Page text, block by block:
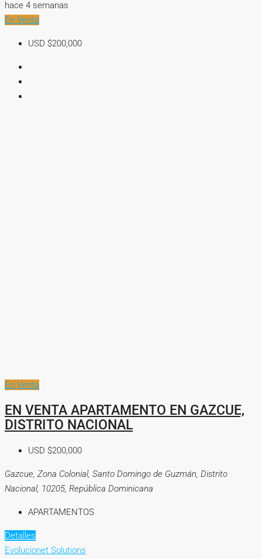
hace 4 semanas
En Venta
USD $200,000
En Venta
EN VENTA APARTAMENTO EN GAZCUE,
DISTRITO NACIONAL
USD $200,000
Gazcue, Zona Colonial, Santo Domingo de Guzmán, Distrito
Nacional, 10205, República Dominicana
APARTAMENTOS
Detalles
Evolucionet Solutions